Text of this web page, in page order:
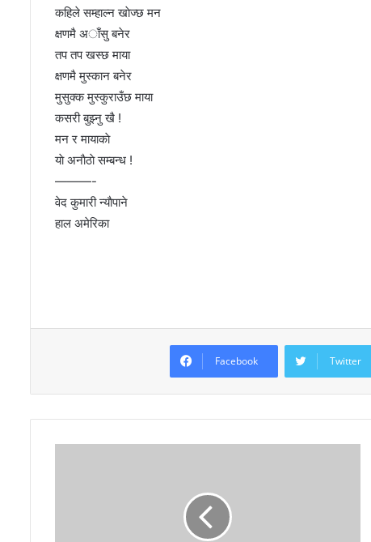
कहिले सम्हाल्न खाेज्छ मन
क्षणमै अाँसु बनेर
तप तप खस्छ माया
क्षणमै मुस्कान बनेर
मुसुक्क मुस्कुराउँछ माया
कसरी बुझ्नु खै !
मन र मायाकाे
याे अनाैठाे सम्बन्ध !
———-
वेद कुमारी न्याैपाने
हाल अमेरिका
Facebook Twitter